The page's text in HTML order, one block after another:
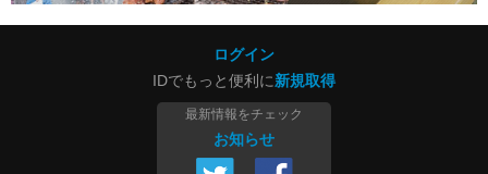
ログイン
IDでもっと便利に新規取得
最新情報をチェック
お知らせ